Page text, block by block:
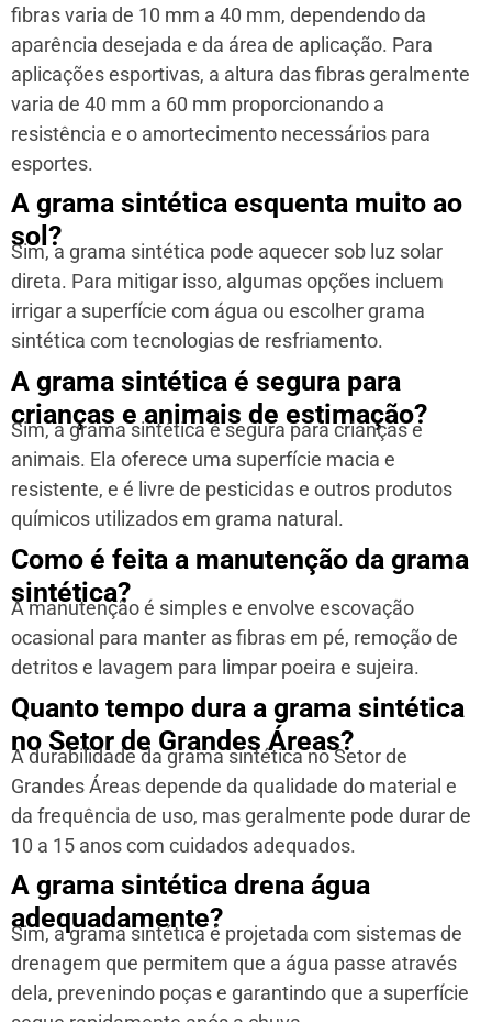
fibras varia de 10 mm a 40 mm, dependendo da
aparência desejada e da área de aplicação. Para
aplicações esportivas, a altura das fibras geralmente
varia de 40 mm a 60 mm proporcionando a
resistência e o amortecimento necessários para
esportes.
A grama sintética esquenta muito ao
sol?
Sim, a grama sintética pode aquecer sob luz solar
direta. Para mitigar isso, algumas opções incluem
irrigar a superfície com água ou escolher grama
sintética com tecnologias de resfriamento.
A grama sintética é segura para
crianças e animais de estimação?
Sim, a grama sintética é segura para crianças e
animais. Ela oferece uma superfície macia e
resistente, e é livre de pesticidas e outros produtos
químicos utilizados em grama natural.
Como é feita a manutenção da grama
sintética?
A manutenção é simples e envolve escovação
ocasional para manter as fibras em pé, remoção de
detritos e lavagem para limpar poeira e sujeira.
Quanto tempo dura a grama sintética
no Setor de Grandes Áreas?
A durabilidade da grama sintética no Setor de
Grandes Áreas depende da qualidade do material e
da frequência de uso, mas geralmente pode durar de
10 a 15 anos com cuidados adequados.
A grama sintética drena água
adequadamente?
Sim, a grama sintética é projetada com sistemas de
drenagem que permitem que a água passe através
dela, prevenindo poças e garantindo que a superfície